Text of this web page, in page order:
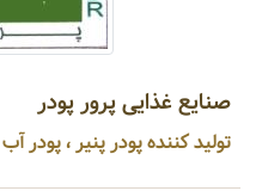
صنایع غذایی پرور پودر
تولید کننده پودر پنیر ، پودر آب پنیر ...